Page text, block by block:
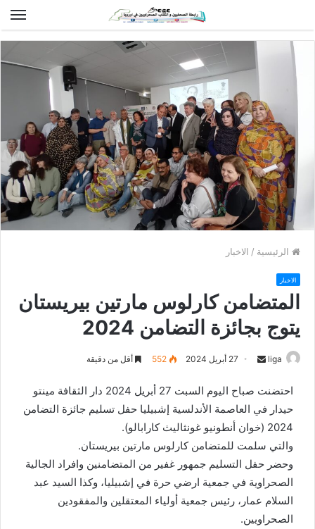
الرئيسية / الاخبار
الاخبار
المتضامن كارلوس مارتين بيريستان
يتوج بجائزة التضامن 2024
liga
n
d
a
n
e
27 أبريل 2024 552 أقل من دقيقة
احتضنت صباح اليوم السبت 27 أبريل 2024 دار الثقافة مينتو
حيدار في العاصمة الأندلسية إشبيليا حفل تسليم جائزة التضامن
2024 (خوان أنطونيو غونثاليث كارابالو).
والتي سلمت للمتضامن كارلوس مارتين بيريستان.
وحضر حفل التسليم جمهور غفير من المتضامنين وافراد الجالية
الصحراوية في جمعية ارضي حرة في إشبيليا، وكذا السيد عبد
السلام عمار، رئيس جمعية أولياء المعتقلين والمفقودين
الصحراويين.